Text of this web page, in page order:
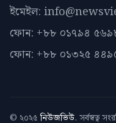
ইমেইল:
ফোন: +৮৮ ০১৭৯৪
ফোন: +৮৮ ০১৩২৫
© ২০২৫ নিউজভিউ. সর্বস্বত্ব